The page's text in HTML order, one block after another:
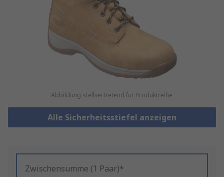
Abbildung stellvertretend für Produktreihe
Alle Sicherheitsstiefel anzeigen
Zwischensumme (1 Paar)*